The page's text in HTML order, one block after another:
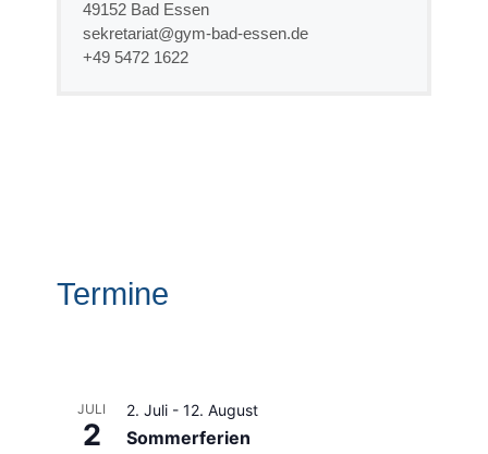
49152 Bad Essen
sekretariat@gym-bad-essen.de
+49 5472 1622
Termine
JULI
2
2. Juli - 12. August
Sommerferien